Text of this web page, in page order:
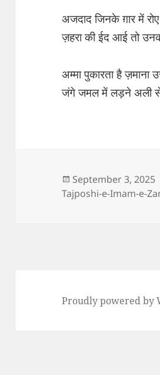
अजदाद जिनके ग़ार में
ज़हरा की ईद आई तो
अम्मा पुकारता है ज़माना
जंगे जमल में लड़ने अली
Posted
on
September 3, 2025
Tajposhi-e-Imam-e-
Proudly powered by